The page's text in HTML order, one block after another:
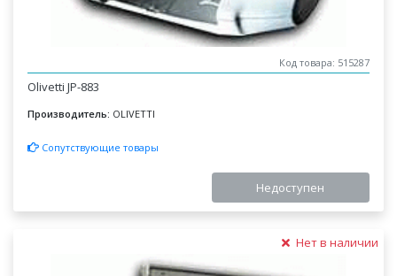
Код товара: 515287
Olivetti JP-883
Производитель: OLIVETTI
Сопутствующие товары
Недоступен
Нет в наличии